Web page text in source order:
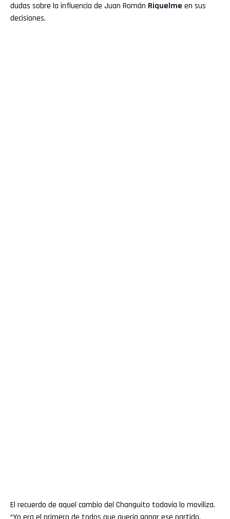
dudas sobre la influencia de Juan Román Riquelme en sus
decisiones.
El recuerdo de aquel cambio del Changuito todavía lo moviliza.